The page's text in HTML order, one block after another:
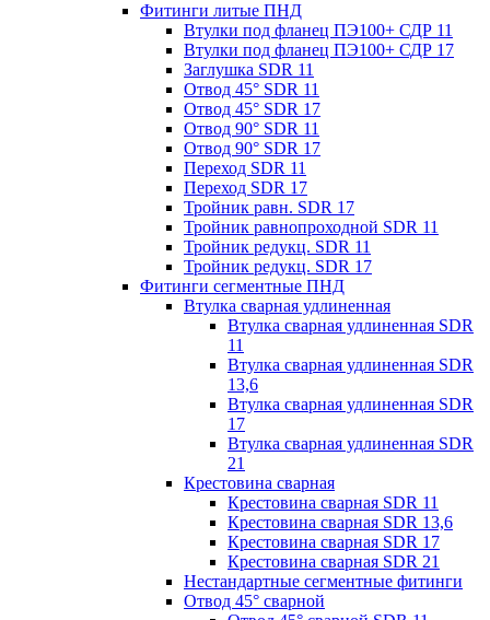
Фитинги литые ПНД
Втулки под фланец ПЭ100+ СДР 11
Втулки под фланец ПЭ100+ СДР 17
Заглушка SDR 11
Отвод 45° SDR 11
Отвод 45° SDR 17
Отвод 90° SDR 11
Отвод 90° SDR 17
Переход SDR 11
Переход SDR 17
Тройник равн. SDR 17
Тройник равнопроходной SDR 11
Тройник редукц. SDR 11
Тройник редукц. SDR 17
Фитинги сегментные ПНД
Втулка сварная удлиненная
Втулка сварная удлиненная SDR
11
Втулка сварная удлиненная SDR
13,6
Втулка сварная удлиненная SDR
17
Втулка сварная удлиненная SDR
21
Крестовина сварная
Крестовина сварная SDR 11
Крестовина сварная SDR 13,6
Крестовина сварная SDR 17
Крестовина сварная SDR 21
Нестандартные сегментные фитинги
Отвод 45° сварной